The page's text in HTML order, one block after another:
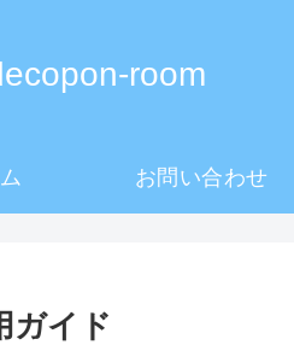
room
お問い合わせ
ガイド